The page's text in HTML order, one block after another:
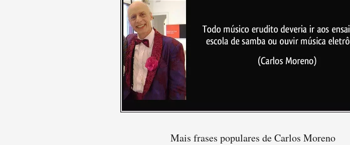
Mais frases populares de Carlos Moreno